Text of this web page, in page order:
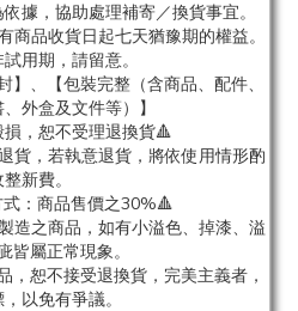
據，協助處理補寄／換貨事宜。
商品收貨日起七天猶豫期的權益。
用期，請留意。
、【包裝完整（含商品、配件、
外盒及文件等）】
，恕不受理退換貨🔺
貨，若執意退貨，將依使用情形酌
新費。
：商品售價之30%🔺
造之商品，如有小溢色、掉漆、溢
皆屬正常現象。
，恕不接受退換貨，完美主義者，
以免有爭議。